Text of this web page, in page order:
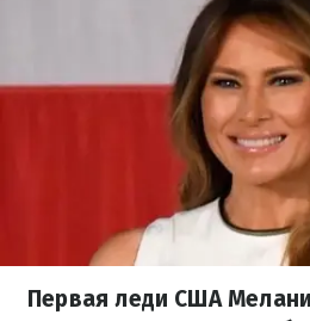
Первая леди США